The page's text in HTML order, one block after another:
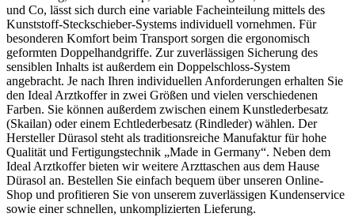
und Co, lässt sich durch eine variable Facheinteilung mittels des
Kunststoff-Steckschieber-Systems individuell vornehmen. Für
besonderen Komfort beim Transport sorgen die ergonomisch
geformten Doppelhandgriffe. Zur zuverlässigen Sicherung des
sensiblen Inhalts ist außerdem ein Doppelschloss-System
angebracht. Je nach Ihren individuellen Anforderungen erhalten Sie
den Ideal Arztkoffer in zwei Größen und vielen verschiedenen
Farben. Sie können außerdem zwischen einem Kunstlederbesatz
(Skailan) oder einem Echtlederbesatz (Rindleder) wählen. Der
Hersteller Dürasol steht als traditionsreiche Manufaktur für hohe
Qualität und Fertigungstechnik „Made in Germany“. Neben dem
Ideal Arztkoffer bieten wir weitere Arzttaschen aus dem Hause
Dürasol an. Bestellen Sie einfach bequem über unseren Online-
Shop und profitieren Sie von unserem zuverlässigen Kundenservice
sowie einer schnellen, unkomplizierten Lieferung.